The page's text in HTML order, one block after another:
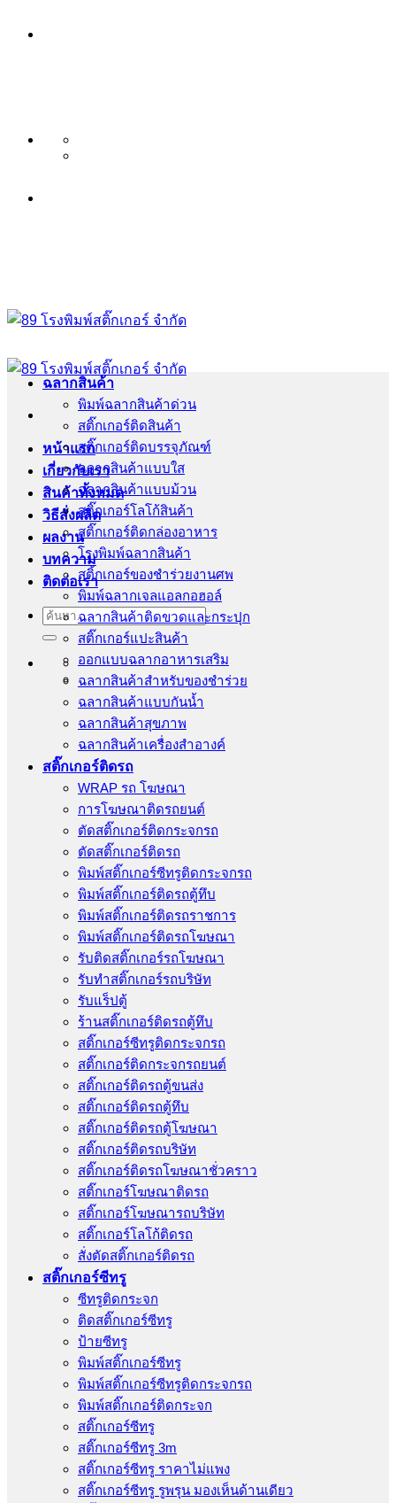
หน้าแรก
เกี่ยวกับเรา
สินค้าทั้งหมด
วิธีสั่งผลิต
ผลงาน
บทความ
ติดต่อเรา
ค้นหา:
ฉลากสินค้า
พิมพ์ฉลากสินค้าด่วน
สติ๊กเกอร์ติดสินค้า
สติ๊กเกอร์ติดบรรจุภัณฑ์
ฉลากสินค้าแบบใส
ฉลากสินค้าแบบม้วน
สติ๊กเกอร์โลโก้สินค้า
สติ๊กเกอร์ติดกล่องอาหาร
โรงพิมพ์ฉลากสินค้า
สติ้กเกอร์ของชำร่วยงานศพ
พิมพ์ฉลากเจลแอลกอฮอล์
ฉลากสินค้าติดขวดและกระปุก
สติ๊กเกอร์แปะสินค้า
ออกแบบฉลากอาหารเสริม
ฉลากสินค้าสำหรับของชำร่วย
ฉลากสินค้าแบบกันน้ำ
ฉลากสินค้าสุขภาพ
ฉลากสินค้าเครื่องสำอางค์
สติ๊กเกอร์ติดรถ
WRAP รถ โฆษณา
การโฆษณาติดรถยนต์
ตัดสติ๊กเกอร์ติดกระจกรถ
ตัดสติ๊กเกอร์ติดรถ
พิมพ์สติ๊กเกอร์ซีทรูติดกระจกรถ
พิมพ์สติ๊กเกอร์ติดรถตู้ทึบ
พิมพ์สติ๊กเกอร์ติดรถราชการ
พิมพ์สติ๊กเกอร์ติดรถโฆษณา
รับติดสติ๊กเกอร์รถโฆษณา
รับทำสติ๊กเกอร์รถบริษัท
รับแร็ปตู้
ร้านสติ๊กเกอร์ติดรถตู้ทึบ
สติ๊กเกอร์ซีทรูติดกระจกรถ
สติ๊กเกอร์ติดกระจกรถยนต์
สติ๊กเกอร์ติดรถตู้ขนส่ง
สติ๊กเกอร์ติดรถตู้ทึบ
สติ๊กเกอร์ติดรถตู้โฆษณา
สติ๊กเกอร์ติดรถบริษัท
สติ๊กเกอร์ติดรถโฆษณาชั่วคราว
สติ๊กเกอร์โฆษณาติดรถ
สติ๊กเกอร์โฆษณารถบริษัท
สติ๊กเกอร์โลโก้ติดรถ
สั่งตัดสติ๊กเกอร์ติดรถ
สติ๊กเกอร์ซีทรู
ซีทรูติดกระจก
ติดสติ๊กเกอร์ซีทรู
ป้ายซีทรู
พิมพ์สติ๊กเกอร์ซีทรู
พิมพ์สติ๊กเกอร์ซีทรูติดกระจกรถ
พิมพ์สติ๊กเกอร์ติดกระจก
สติ๊กเกอร์ซีทรู
สติ๊กเกอร์ซีทรู 3m
สติ๊กเกอร์ซีทรู ราคาไม่แพง
สติ๊กเกอร์ซีทรู รูพรุน มองเห็นด้านเดียว